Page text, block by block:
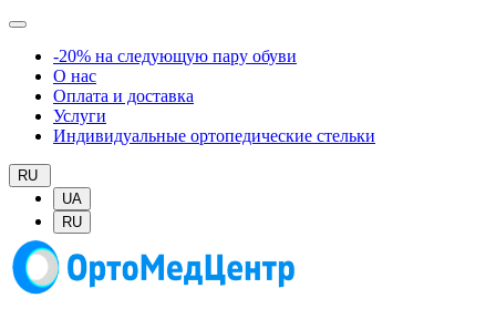
-20% на следующую пару обуви
О нас
Оплата и доставка
Услуги
Индивидуальные ортопедические стельки
RU
UA
RU